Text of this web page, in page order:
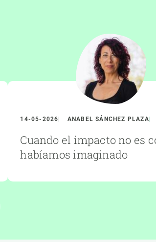
14-05-2026 ANABEL SÁNCHEZ PLAZA
Cuando el impacto no es
habíamos imaginado